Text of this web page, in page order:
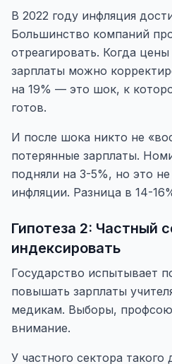
В 2022 году инфляция
Большинство компаний
отреагировать. Когда
зарплаты можно
на 19% — это шок, к
готов.
И после шока никто не
потерянные зарплаты.
подняли на 3-5%, но это
инфляции. Разница в 14-
Гипотеза 2: Частный
индексировать
Государство испытывает
повышать зарплаты
медикам. Выборы,
внимание.
У частного сектора такого